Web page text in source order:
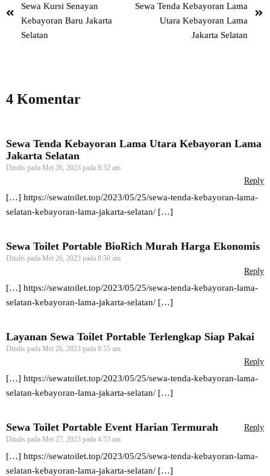
Sewa Kursi Senayan
Kebayoran Baru Jakarta
Selatan
Sewa Tenda Kebayoran Lama
Utara Kebayoran Lama
Jakarta Selatan
4 Komentar
Sewa Tenda Kebayoran Lama Utara Kebayoran Lama
Jakarta Selatan
Ditulis pada Mei 26, 2023 pada 8:32 am
Reply
[…] https://sewatoilet.top/2023/05/25/sewa-tenda-kebayoran-lama-
selatan-kebayoran-lama-jakarta-selatan/ […]
Sewa Toilet Portable BioRich Murah Harga Ekonomis
Ditulis pada Mei 26, 2023 pada 8:50 am
Reply
[…] https://sewatoilet.top/2023/05/25/sewa-tenda-kebayoran-lama-
selatan-kebayoran-lama-jakarta-selatan/ […]
Layanan Sewa Toilet Portable Terlengkap Siap Pakai
Ditulis pada Mei 26, 2023 pada 8:55 am
Reply
[…] https://sewatoilet.top/2023/05/25/sewa-tenda-kebayoran-lama-
selatan-kebayoran-lama-jakarta-selatan/ […]
Sewa Toilet Portable Event Harian Termurah
Ditulis pada Mei 27, 2023 pada 4:53 am
Reply
[…] https://sewatoilet.top/2023/05/25/sewa-tenda-kebayoran-lama-
selatan-kebayoran-lama-jakarta-selatan/ […]